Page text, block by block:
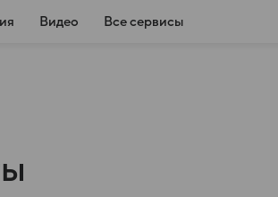
Видео Все сервисы